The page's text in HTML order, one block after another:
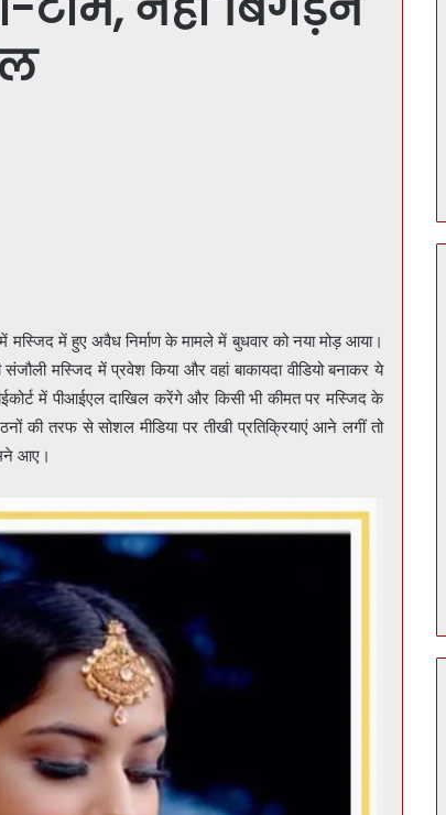
में हुए अवैध निर्माण के मामले में बुधवार को नया मोड़ आया।
मस्जिद में प्रवेश किया और वहां बाकायदा वीडियो बनाकर ये
में पीआईएल दाखिल करेंगे और किसी भी कीमत पर मस्जिद के
की तरफ से सोशल मीडिया पर तीखी प्रतिक्रियाएं आने लगीं तो
आए।